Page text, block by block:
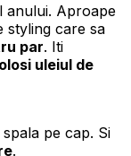
anului. Aproape
styling care sa
par. Iti
uleiul de
pe cap. Si
.